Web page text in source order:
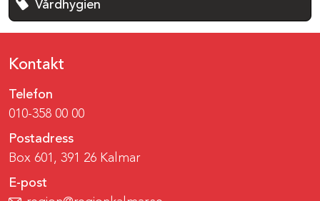
Vårdhygien
Kontakt
Telefon
010-358 00 00
Postadress
Box 601, 391 26 Kalmar
E-post